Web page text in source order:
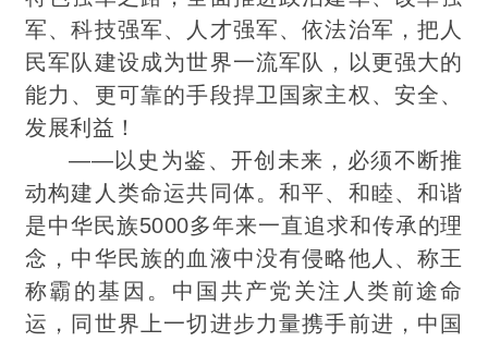
军、科技强军、人才强军、依法治军，把人
民军队建设成为世界一流军队，以更强大的
能力、更可靠的手段捍卫国家主权、安全、
发展利益！
——以史为鉴、开创未来，必须不断推
动构建人类命运共同体。和平、和睦、和谐
是中华民族5000多年来一直追求和传承的理
念，中华民族的血液中没有侵略他人、称王
称霸的基因。中国共产党关注人类前途命
运，同世界上一切进步力量携手前进，中国